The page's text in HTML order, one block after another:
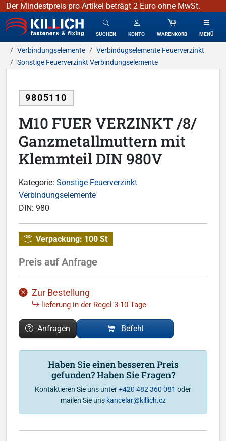
Der Mindestpreis pro Artikel beträgt 2 Euro ohne MwSt.
KILLICH - Verbindungselemente
SUCHEN KONTO WARENKORB MENÜ
Verbindungselemente
Verbindugselemente Feuerverzinkt
Sonstige Feuerverzinkt Verbindungselemente
9805110
M10 FUER VERZINKT /8/
Ganzmetallmuttern mit
Klemmteil DIN 980V
Kategorie: Sonstige Feuerverzinkt
Verbindungselemente
DIN: 980
Verpackung: 100 St
Preis auf Anfrage
Zur Bestellung
lieferung in der Regel 3-10 Tage
Anfragen Befehl
Haben Sie einen besseren Preis
gefunden? Haben Sie Fragen?
Kontaktieren Sie uns unter+420 482 360 081 oder
mailen Sie uns kancelar@killich.cz